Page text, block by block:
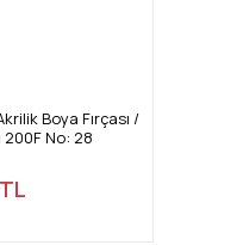
Boya Fırçası /
200F No: 28